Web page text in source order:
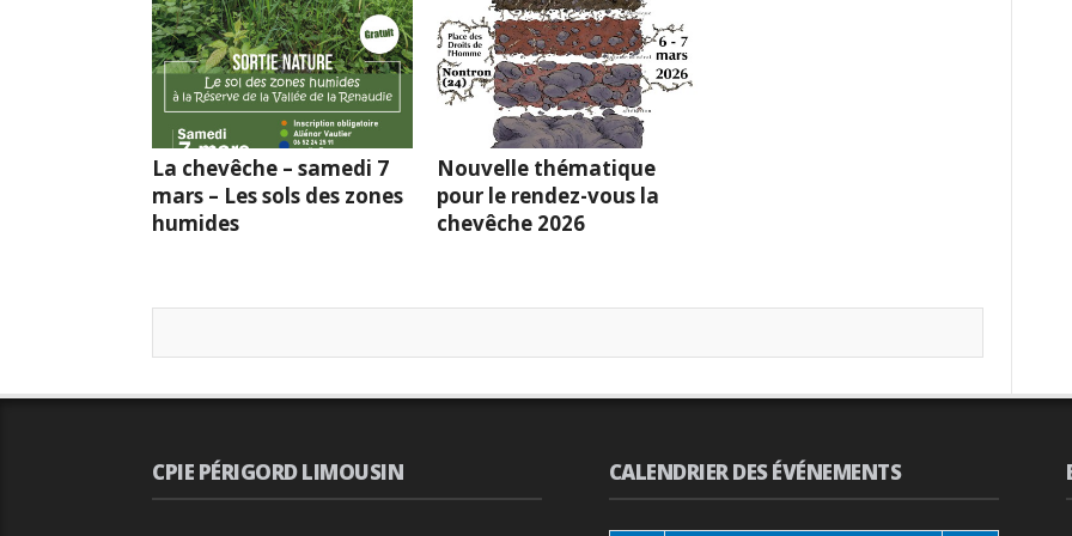
La chevêche – samedi 7
mars – Les sols des zones
humides
Nouvelle thématique
pour le rendez-vous la
chevêche 2026
CPIE PÉRIGORD LIMOUSIN CALENDRIER DES ÉVÉNEMENTS